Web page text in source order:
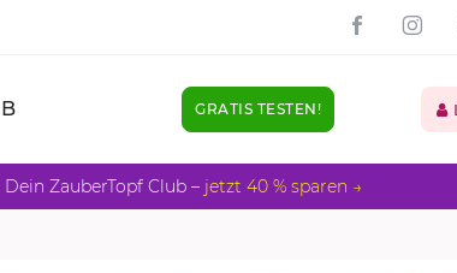
GRATIS TESTEN!
ZauberTopf Club – jetzt 40 % sparen →